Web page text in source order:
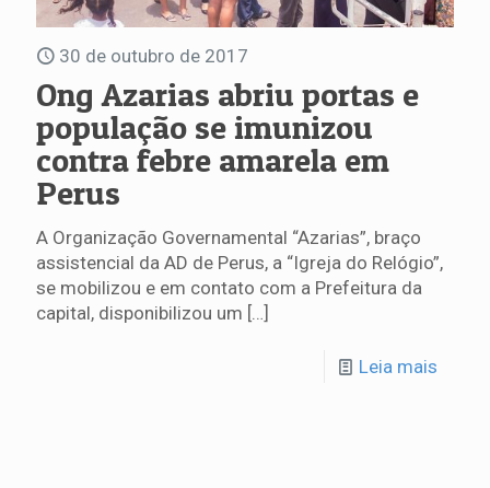
30 de outubro de 2017
Ong Azarias abriu portas e
população se imunizou
contra febre amarela em
Perus
A Organização Governamental “Azarias”, braço
assistencial da AD de Perus, a “Igreja do Relógio”,
se mobilizou e em contato com a Prefeitura da
capital, disponibilizou um […]
Leia mais